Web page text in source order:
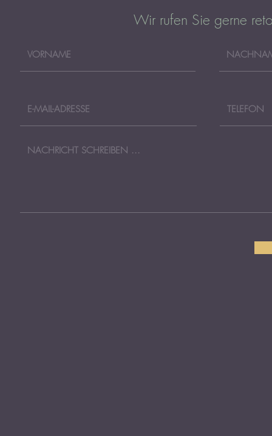
Wir rufen Sie gerne